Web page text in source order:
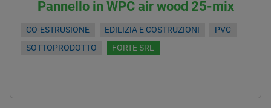
Pannello in WPC air wood 25-mix
CO-ESTRUSIONE EDILIZIA E COSTRUZIONI
PVC
SOTTOPRODOTTO
FORTE SRL